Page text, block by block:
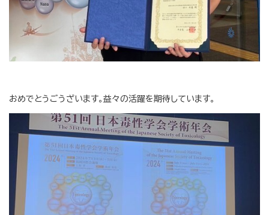
おめでとうごうざいます。益々の活躍を期待しています。